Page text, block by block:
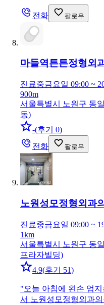
전화 팔로우
마들역튼튼정형외
진료중금요일 09:00 ~
900m
서울특별시 노원구 동
동)
-(후기 0)
전화
팔로우
노원성모정형외과
진료중금요일 09:00 ~
1km
서울특별시 노원구 동
프라자빌딩)
4.9(후기 51)
"오늘 아침에 왼손 엄
서 노원성모정형외과